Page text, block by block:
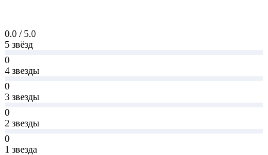
0.0 / 5.0
5 звёзд
0
4 звезды
0
3 звезды
0
2 звезды
0
1 звезда